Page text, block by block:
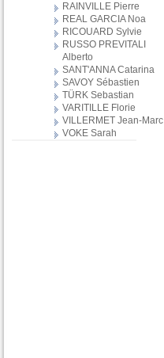
RAINVILLE Pierre
REAL GARCIA Noa
RICOUARD Sylvie
RUSSO PREVITALI
Alberto
SANT'ANNA Catarina
SAVOY Sébastien
TÜRK Sebastian
VARITILLE Florie
VILLERMET Jean-Marc
VOKE Sarah